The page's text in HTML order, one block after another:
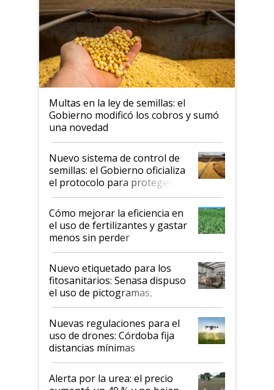
Multas en la ley de semillas: el
Gobierno modificó los cobros y sumó
una novedad
Nuevo sistema de control de
semillas: el Gobierno oficializa
el protocolo para proteger la
propiedad intelectual
Cómo mejorar la eficiencia en
el uso de fertilizantes y gastar
menos sin perder
productividad en la campaña
fina
Nuevo etiquetado para los
fitosanitarios: Senasa dispuso
el uso de pictogramas,
palabras de advertencia e
indicaciones
Nuevas regulaciones para el
uso de drones: Córdoba fija
distancias mínimas
Alerta por la urea: el precio